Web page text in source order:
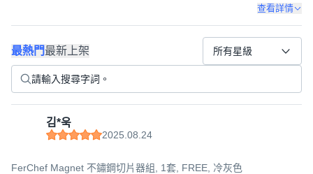
查看詳情
最熱門最新上架 所有星級
김*욱
2025.08.24
FerChef Magnet 不鏽鋼切片器組, 1套, FREE, 冷灰色